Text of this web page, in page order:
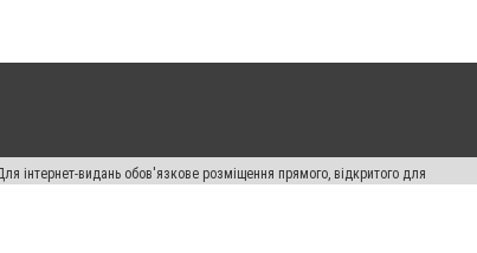
інтернет-видань обов'язкове розміщення прямого, відкритого для